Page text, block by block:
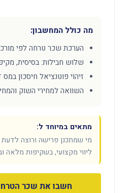
מה כולל המחשבון:
הערכת שכר טרחה לפי
שלוש חבילות: בסיסית,
זיהוי פוטנציאל חיסכון
השוואה למחירי השוק
מתאים במיוחד ל:
מי שמתכנן פרישה ורוצה
ליווי מקצועי, בשקיפות מלאה
חשבו את שכר